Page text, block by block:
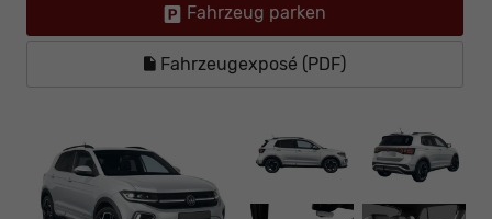
Fahrzeug parken
Fahrzeugexposé (PDF)